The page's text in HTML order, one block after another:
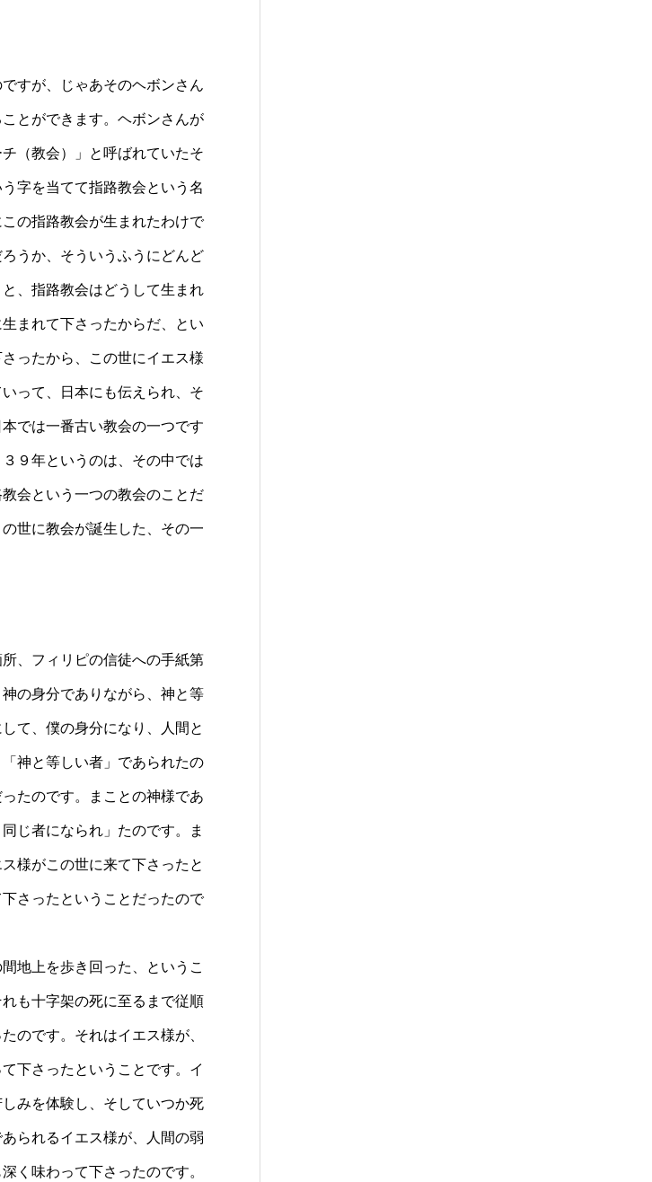
すが、じゃあそのヘボンさん
とができます。ヘボンさんが
（教会）」と呼ばれていたそ
字を当てて指路教会という名
の指路教会が生まれたわけで
うか、そういうふうにどんど
、指路教会はどうして生まれ
まれて下さったからだ、とい
ったから、この世にイエス様
って、日本にも伝えられ、そ
では一番古い教会の一つです
９年というのは、その中では
会という一つの教会のことだ
世に教会が誕生した、その一
、フィリピの信徒への手紙第
の身分でありながら、神と等
て、僕の身分になり、人間と
神と等しい者」であられたの
たのです。まことの神様であ
じ者になられ」たのです。ま
様がこの世に来て下さったと
さったということだったので
地上を歩き回った、というこ
も十字架の死に至るまで従順
のです。それはイエス様が、
下さったということです。イ
みを体験し、そしていつか死
られるイエス様が、人間の弱
く味わって下さったのです。